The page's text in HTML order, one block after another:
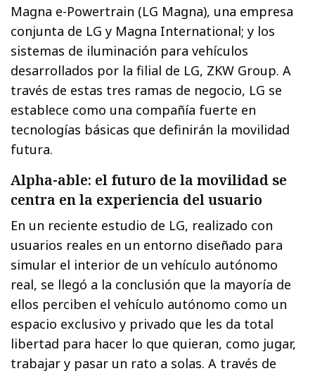
Magna e-Powertrain (LG Magna), una empresa
conjunta de LG y Magna International; y los
sistemas de iluminación para vehículos
desarrollados por la filial de LG, ZKW Group. A
través de estas tres ramas de negocio, LG se
establece como una compañía fuerte en
tecnologías básicas que definirán la movilidad
futura.
Alpha-able: el futuro de la movilidad se
centra en la experiencia del usuario
En un reciente estudio de LG, realizado con
usuarios reales en un entorno diseñado para
simular el interior de un vehículo autónomo
real, se llegó a la conclusión que la mayoría de
ellos perciben el vehículo autónomo como un
espacio exclusivo y privado que les da total
libertad para hacer lo que quieran, como jugar,
trabajar y pasar un rato a solas. A través de